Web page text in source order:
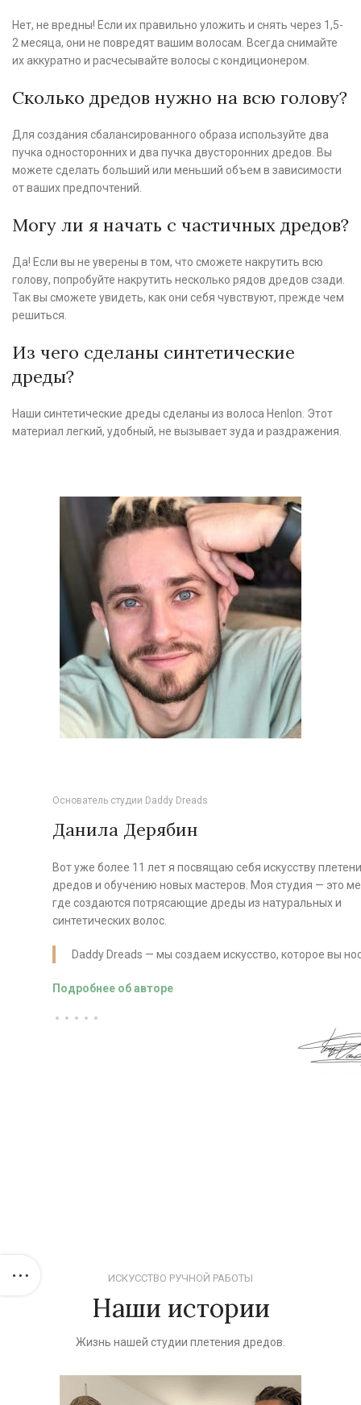
Нет, не вредны! Если их правильно уложить и снять через 1,5-
2 месяца, они не повредят вашим волосам. Всегда снимайте
их аккуратно и расчесывайте волосы с кондиционером.
Сколько дредов нужно на всю голову?
Для создания сбалансированного образа используйте два
пучка односторонних и два пучка двусторонних дредов. Вы
можете сделать больший или меньший объем в зависимости
от ваших предпочтений.
Могу ли я начать с частичных дредов?
Да! Если вы не уверены в том, что сможете накрутить всю
голову, попробуйте накрутить несколько рядов дредов сзади.
Так вы сможете увидеть, как они себя чувствуют, прежде чем
решиться.
Из чего сделаны синтетические
дреды?
Наши синтетические дреды сделаны из волоса Henlon. Этот
материал легкий, удобный, не вызывает зуда и раздражения.
Основатель студии Daddy Dreads
Данила Дерябин
Вот уже более 11 лет я посвящаю себя искусству
дредов и обучению новых мастеров. Моя студия — это
где создаются потрясающие дреды из натуральных и
синтетических волос.
Daddy Dreads — мы создаем искусство, которое вы
Подробнее об авторе
ИСКУССТВО РУЧНОЙ РАБОТЫ
Наши истории
Жизнь нашей студии плетения дредов.